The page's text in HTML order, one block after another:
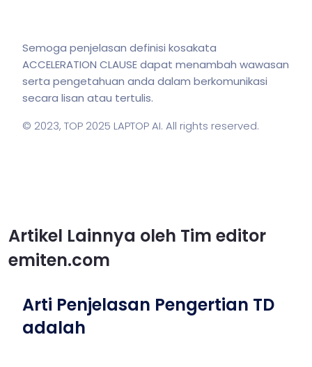
Semoga penjelasan definisi kosakata
ACCELERATION CLAUSE dapat menambah wawasan
serta pengetahuan anda dalam berkomunikasi
secara lisan atau tertulis.
© 2023, TOP 2025 LAPTOP AI. All rights reserved.
Artikel Lainnya oleh Tim editor
emiten.com
Arti Penjelasan Pengertian TD
adalah